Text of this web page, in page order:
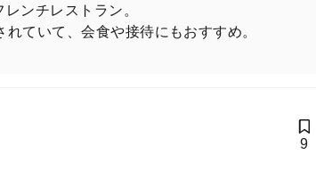
ンチレストラン。
ていて、会食や接待にもおすすめ。
9